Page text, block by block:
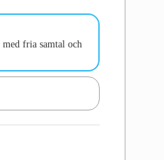
fria samtal och